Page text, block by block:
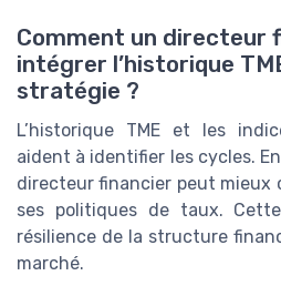
Comment un directeur
intégrer l’historique
stratégie ?
L’historique TME et les
aident à identifier les cycles.
directeur financier peut mieux
ses politiques de taux.
résilience de la structure
marché.